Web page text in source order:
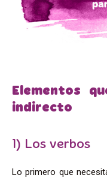
Elementos
indirecto
1) Los verbos
Lo primero que